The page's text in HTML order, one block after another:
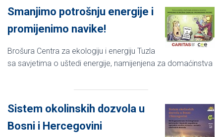
Smanjimo potrošnju energije i
promijenimo navike!
Brošura Centra za ekologiju i energiju Tuzla
sa savjetima o uštedi energije, namijenjena za domaćinstva
Sistem okolinskih dozvola u
Bosni i Hercegovini